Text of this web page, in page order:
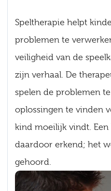
Speltherapie helpt
problemen te
veiligheid van de
zijn verhaal. De
spelen de problemen
oplossingen te vinden
kind moeilijk vindt.
daardoor erkend; het
gehoord.